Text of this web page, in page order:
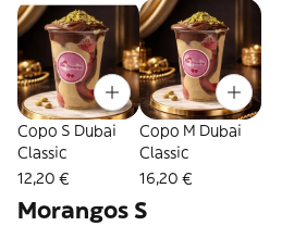
Copo S Dubai
Classic
12,20 €
Copo M Dubai
Classic
16,20 €
Morangos S